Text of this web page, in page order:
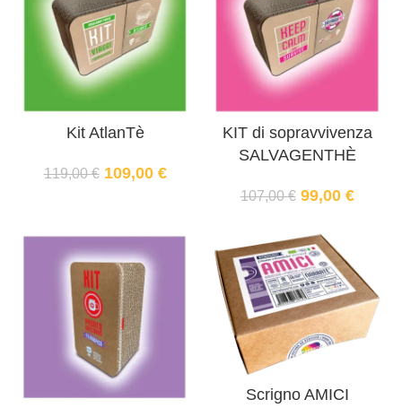
Kit AtlanTè
119,00€ 109,00 €
KIT di sopravvivenza
SALVAGENTHÈ
107,00€ 99,00 €
Scrigno AMICI